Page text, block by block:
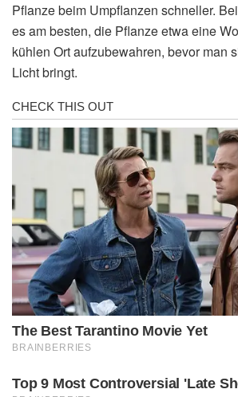
Pflanze beim Umpflanzen schneller.
es am besten, die Pflanze etwa eine
kühlen Ort aufzubewahren, bevor man
Licht bringt.